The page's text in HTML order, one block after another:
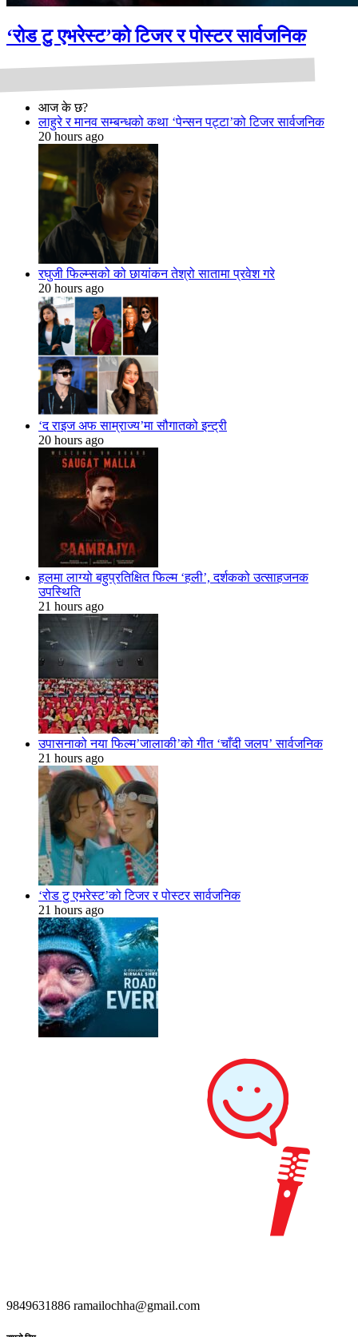
‘रोड टु एभरेस्ट’को टिजर र पोस्टर सार्वजनिक
आज के छ?
लाहुरे र मानव सम्बन्धको कथा ‘पेन्सन पट्टा’को टिजर सार्वजनिक
20 hours ago
रघुजी फिल्म्सको को छायांकन तेश्रो सातामा प्रवेश गरे
20 hours ago
‘द राइज अफ साम्राज्य’मा सौगातको इन्ट्री
20 hours ago
हलमा लाग्यो बहुप्रतिक्षित फिल्म ‘हली’, दर्शकको उत्साहजनक
उपस्थिति
21 hours ago
उपासनाको नया फिल्म’जालाकी’को गीत ‘चाँदी जलप’ सार्वजनिक
21 hours ago
‘रोड टु एभरेस्ट’को टिजर र पोस्टर सार्वजनिक
21 hours ago
9849631886 ramailochha@gmail.com